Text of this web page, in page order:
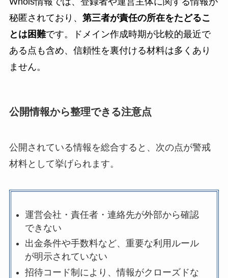
秘匿されており、 第三者が責任の所在をたどるこ
とは困難です。ドメイン作成時期が比較的最近で
ある点も含め、信頼性を裏付ける材料は多くあり
ません。
公開情報から整理できる注意点
公開されている情報を総合すると、次の点が警戒
材料として挙げられます。
運営会社・責任者・連絡先が外部から確認
できない
出金条件や手数料など、重要な利用ルール
が明示されていない
招待コード制により、情報がクローズドな